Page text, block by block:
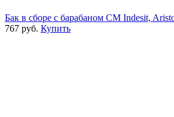
Бак в сборе с барабаном СМ Indesit,
767 руб. Купить